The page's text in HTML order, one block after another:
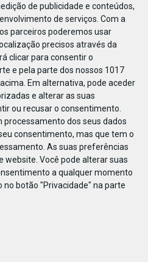
de publicidade e conteúdos,
de serviços. Com a
parceiros poderemos usar
precisos através da
clicar para consentir o
e pela parte dos nossos 1017
Em alternativa, pode aceder
e alterar as suas
ou recusar o consentimento.
processamento dos seus dados
consentimento, mas que tem o
As suas preferências
website. Você pode alterar suas
a qualquer momento
no botão "Privacidade" na parte